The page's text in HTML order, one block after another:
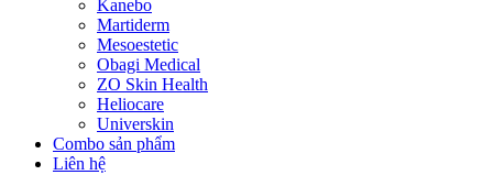
Kanebo
Martiderm
Mesoestetic
Obagi Medical
ZO Skin Health
Heliocare
Universkin
Combo sản phẩm
Liên hệ